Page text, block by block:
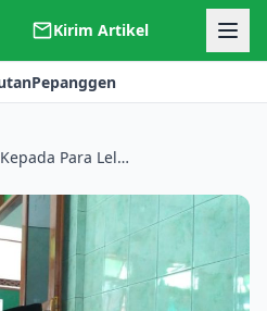
Kirim Artikel
Pepanggen
Pesan Gus Baha’ Kepada Para Lelaki yang Tidak Punya Uang